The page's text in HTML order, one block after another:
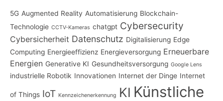
5G Augmented Reality Automatisierung Blockchain-
Technologie CCTV-Kameras chatgpt Cybersecurity
Cybersicherheit Datenschutz Digitalisierung Edge
Computing Energieeffizienz Energieversorgung Erneuerbare
Energien Generative KI Gesundheitsversorgung Google Lens
industrielle Robotik Innovationen Internet der Dinge Internet
of Things IoT Kennzeichenerkennung KI Künstliche